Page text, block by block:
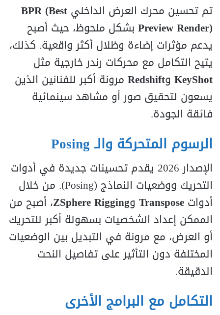
تم تحسين محرك العرض الداخلي BPR (Best
Preview Render) بشكل ملحوظ، حيث أصبح
يدعم مؤثرات إضاءة وظلال أكثر واقعية. كذلك،
يتيح التكامل مع محركات رندر خارجية مثل
KeyShot وRedshift مرونة أكبر للفنانين الذين
يسعون لتحقيق صور أو مشاهد سينمائية
فائقة الجودة.
الرسوم المتحركة والـ Posing
الإصدار 2026 يقدم تحسينات جديدة في أدوات
التحريك ووضعيات النماذج (Posing). من خلال
أدوات Transpose وZSphere Rigging، أصبح من
الممكن إعداد الشخصيات بسهولة أكبر للتحريك
أو العرض، مع مرونة في التبديل بين الوضعيات
المختلفة دون التأثير على تفاصيل النحت
الدقيقة.
التكامل مع البرامج الأخرى